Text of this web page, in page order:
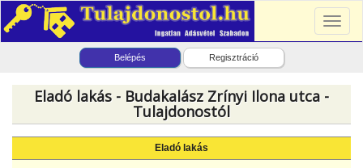
Belépés Regisztráció
Eladó lakás - Budakalász Zrínyi Ilona utca -
Tulajdonostól
Eladó lakás